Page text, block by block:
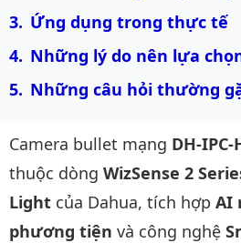
Ứng dụng trong thực tế
Những lý do nên lựa
Những câu hỏi thường
Camera bullet mạng DH-IPC-
thuộc dòng WizSense 2
Light của Dahua, tích hợp AI
phương tiện và công nghệ